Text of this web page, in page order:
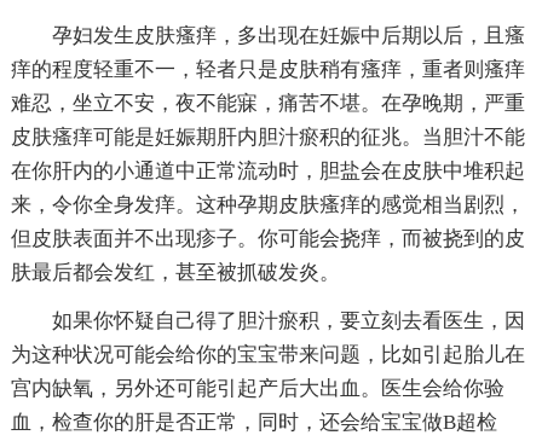
孕妇发生皮肤瘙痒，多出现在妊娠中后期以后，且瘙
痒的程度轻重不一，轻者只是皮肤稍有瘙痒，重者则瘙痒
难忍，坐立不安，夜不能寐，痛苦不堪。在孕晚期，严重
皮肤瘙痒可能是妊娠期肝内胆汁瘀积的征兆。当胆汁不能
在你肝内的小通道中正常流动时，胆盐会在皮肤中堆积起
来，令你全身发痒。这种孕期皮肤瘙痒的感觉相当剧烈，
但皮肤表面并不出现疹子。你可能会挠痒，而被挠到的皮
肤最后都会发红，甚至被抓破发炎。
如果你怀疑自己得了胆汁瘀积，要立刻去看医生，因
为这种状况可能会给你的宝宝带来问题，比如引起胎儿在
宫内缺氧，另外还可能引起产后大出血。医生会给你验
血，检查你的肝是否正常，同时，还会给宝宝做B超检